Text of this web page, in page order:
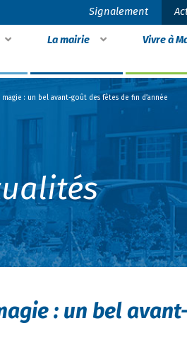
Signalement
La mairie Vivre à
magie : un bel avant-goût des fêtes de fin d’année
: un bel